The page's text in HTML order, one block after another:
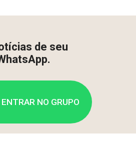
de seu
ENTRAR NO GRUPO